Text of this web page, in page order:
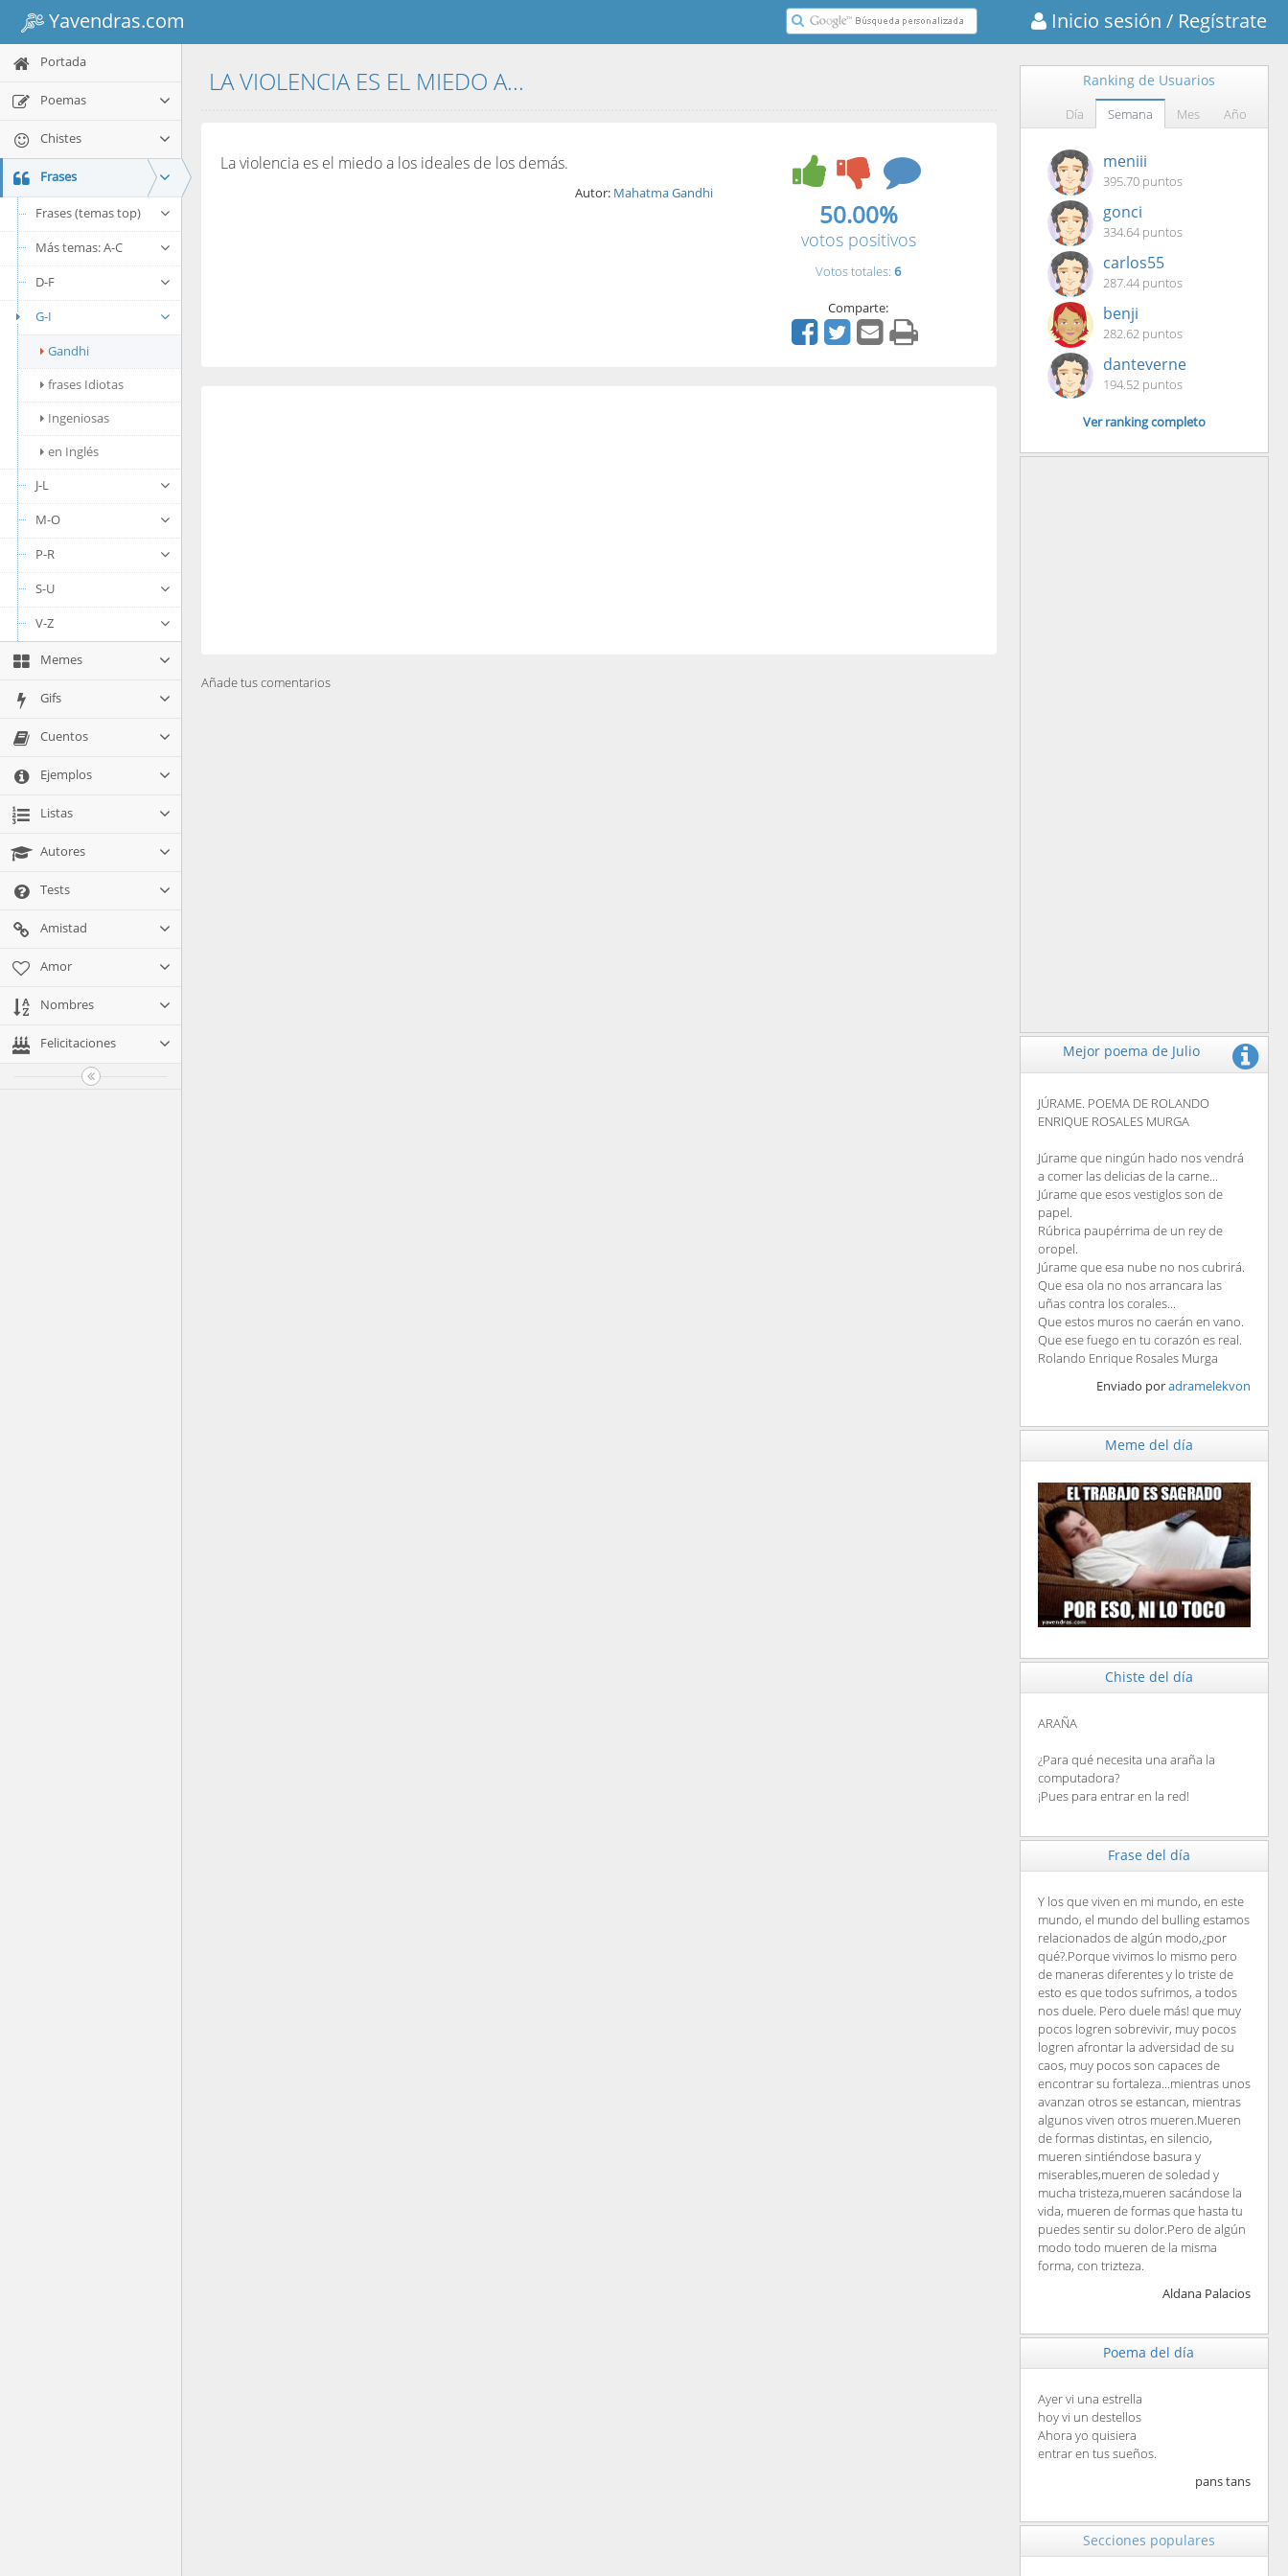
Yavendras.com Inicio sesión / Regístrate
Portada
Poemas
Chistes
Frases
Frases (temas top)
Más temas: A-C
D-F
G-I
Gandhi
frases Idiotas
Ingeniosas
en Inglés
J-L
M-O
P-R
S-U
V-Z
Memes
Gifs
Cuentos
Ejemplos
Listas
Autores
Tests
Amistad
Amor
Nombres
Felicitaciones
LA VIOLENCIA ES EL MIEDO A...
La violencia es el miedo a los ideales de los demás.
Autor: Mahatma Gandhi
50.00%
votos positivos
Votos totales: 6
Comparte:
Añade tus comentarios
Ranking de Usuarios
Día Semana Mes Año
meniii
395.70 puntos
gonci
334.64 puntos
carlos55
287.44 puntos
benji
282.62 puntos
danteverne
194.52 puntos
Ver ranking completo
Mejor poema de Julio
JÚRAME. POEMA DE ROLANDO
ENRIQUE ROSALES MURGA
Júrame que ningún hado nos vendrá
a comer las delicias de la carne...
Júrame que esos vestiglos son de
papel.
Rúbrica paupérrima de un rey de
oropel.
Júrame que esa nube no nos cubrirá.
Que esa ola no nos arrancara las
uñas contra los corales...
Que estos muros no caerán en vano.
Que ese fuego en tu corazón es real.
Rolando Enrique Rosales Murga
Enviado poradramelekvon
Meme del día
Chiste del día
ARAÑA
¿Para qué necesita una araña la
computadora?
¡Pues para entrar en la red!
Frase del día
Y los que viven en mi mundo, en este
mundo, el mundo del bulling estamos
relacionados de algún modo,¿por
qué?.Porque vivimos lo mismo pero
de maneras diferentes y lo triste de
esto es que todos sufrimos, a todos
nos duele. Pero duele más! que muy
pocos logren sobrevivir, muy pocos
logren afrontar la adversidad de su
caos, muy pocos son capaces de
encontrar su fortaleza...mientras unos
avanzan otros se estancan, mientras
algunos viven otros mueren.Mueren
de formas distintas, en silencio,
mueren sintiéndose basura y
miserables,mueren de soledad y
mucha tristeza,mueren sacándose la
vida, mueren de formas que hasta tu
puedes sentir su dolor.Pero de algún
modo todo mueren de la misma
forma, con trizteza.
Aldana Palacios
Poema del día
Ayer vi una estrella
hoy vi un destellos
Ahora yo quisiera
entrar en tus sueños.
pans tans
Secciones populares